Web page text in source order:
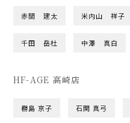
赤間 建太 米内山 祥子
千田 岳杜 中澤 真白
HF-AGE 高崎店
橳島 京子 石関 真弓